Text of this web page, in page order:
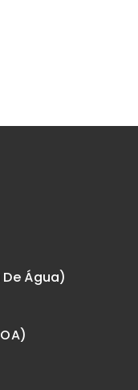
Água)